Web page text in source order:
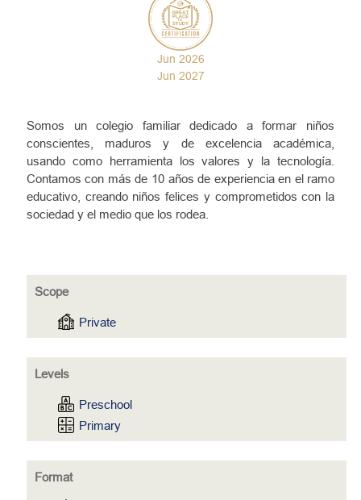
Jun 2026
Jun 2027
Somos un colegio familiar dedicado a formar niños
conscientes, maduros y de excelencia académica,
usando como herramienta los valores y la tecnología.
Contamos con más de 10 años de experiencia en el ramo
educativo, creando niños felices y comprometidos con la
sociedad y el medio que los rodea.
Scope
Private
Levels
Preschool
Primary
Format